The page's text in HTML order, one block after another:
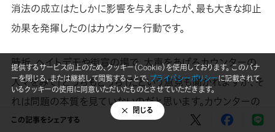
消法の成立はたしかに影響を与えましたが、最も大きな抑止
効果を発揮したのはカウンター行動です。
時折、ヘイトデモや街宣の場で、大声をあげるカウンターの
人々をみて「どっちもどっち」だという意見も聞かれますが、そ
れは問題の本質を見ていないのだと思います。カウンターの
人々は、その声や音により、ヘイトスピーチが被害者やその地
この記事をシェアする
提供するサービス向上のため、クッキー（Cookie）を使用しております。 このバナ
ーを閉じる、または継続して閲覧することで、プライバシーポリシーに記載されて
いるクッキーの使用に同意いただいたものとさせていただきます。
閉じる